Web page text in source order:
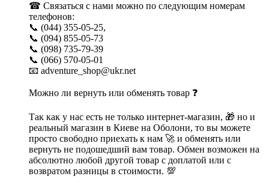
☎ Связаться с нами можно по следующим номерам
телефонов:
📞 (044) 355-05-25,
📞 (094) 855-05-73
📞 (098) 735-79-39
📞 (066) 570-05-01
📧 adventure_shop@ukr.net
Можно ли вернуть или обменять товар ❓
Так как у нас есть не только интернет-магазин, 🎁 но и
реальный магазин в Киеве на Оболони, то вы можете
просто свободно приехать к нам 🚀 и обменять или
вернуть не подошедший вам товар. Обмен возможен на
абсолютно любой другой товар с доплатой или с
возвратом разницы в стоимости. 💯